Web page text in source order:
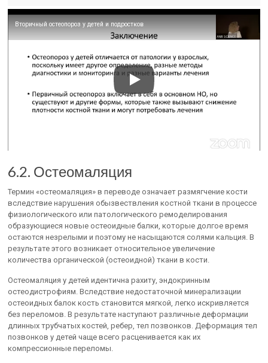
Вторичный остеопороз у детей и подростков
6.2. Остеомаляция
Термин «остеомаляция» в переводе означает размягчение кости
вследствие нарушения обызвествления костной ткани в процессе
физиологического или патологического ремоделирования
образующиеся новые остеоидные балки, которые долгое время
остаются незрелыми и поэтому не насыщаются солями кальция. В
результате этого возникает относительное увеличение
количества органической (остеоидной) ткани в кости.
Остеомаляция у детей идентична рахиту, эндокринным
остеодистрофиям. Вследствие недостаточной минерализации
остеоидных балок кость становится мягкой, легко искривляется
без переломов. В результате наступают различные деформации
длинных трубчатых костей, ребер, тел позвонков. Деформация тел
позвонков у детей чаще всего расценивается как их
компрессионные переломы.